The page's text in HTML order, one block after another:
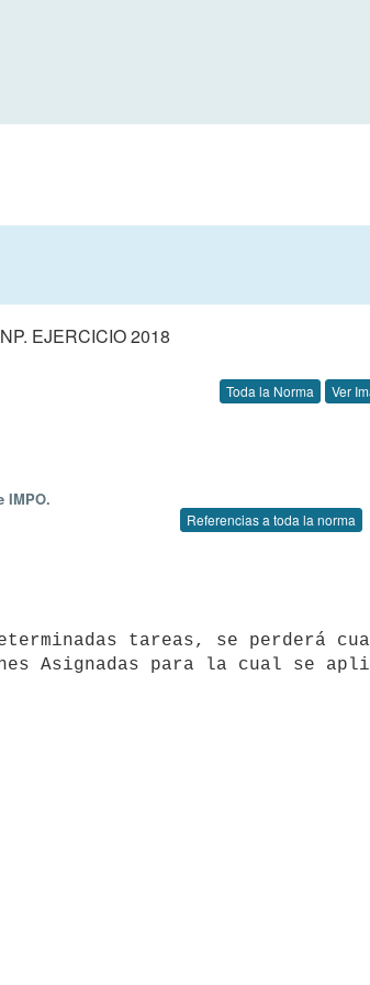
EJERCICIO 2018
Toda la Norma Ver
IMPO.
Referencias a toda la norma
Asignadas para la cual se